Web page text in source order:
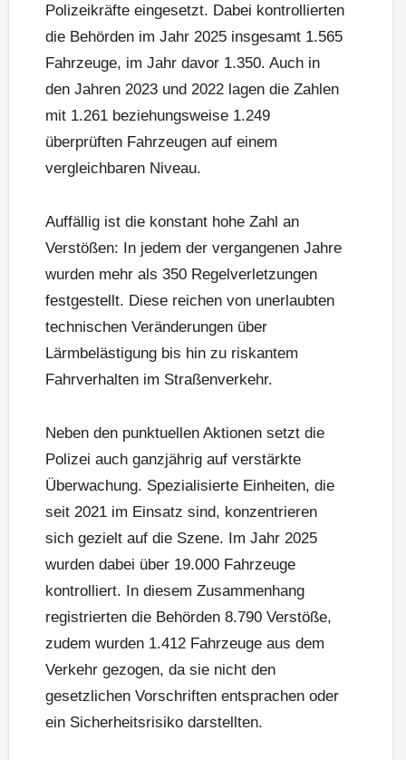
Polizeikräfte eingesetzt. Dabei kontrollierten
die Behörden im Jahr 2025 insgesamt 1.565
Fahrzeuge, im Jahr davor 1.350. Auch in
den Jahren 2023 und 2022 lagen die Zahlen
mit 1.261 beziehungsweise 1.249
überprüften Fahrzeugen auf einem
vergleichbaren Niveau.
Auffällig ist die konstant hohe Zahl an
Verstößen: In jedem der vergangenen Jahre
wurden mehr als 350 Regelverletzungen
festgestellt. Diese reichen von unerlaubten
technischen Veränderungen über
Lärmbelästigung bis hin zu riskantem
Fahrverhalten im Straßenverkehr.
Neben den punktuellen Aktionen setzt die
Polizei auch ganzjährig auf verstärkte
Überwachung. Spezialisierte Einheiten, die
seit 2021 im Einsatz sind, konzentrieren
sich gezielt auf die Szene. Im Jahr 2025
wurden dabei über 19.000 Fahrzeuge
kontrolliert. In diesem Zusammenhang
registrierten die Behörden 8.790 Verstöße,
zudem wurden 1.412 Fahrzeuge aus dem
Verkehr gezogen, da sie nicht den
gesetzlichen Vorschriften entsprachen oder
ein Sicherheitsrisiko darstellten.